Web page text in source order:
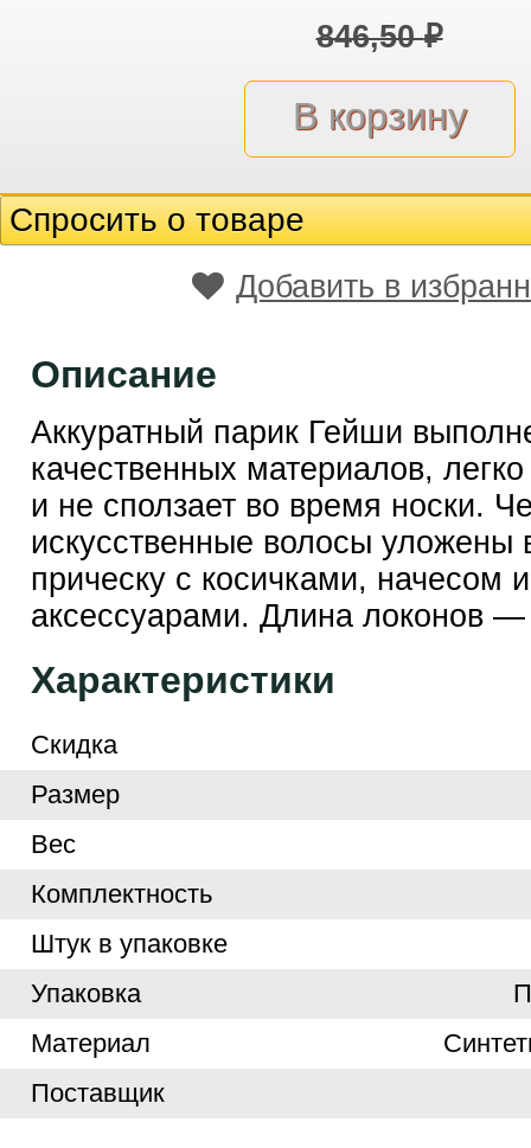
846,50₽
Спросить о товаре
Добавить в
Описание
Аккуратный парик Гейши
качественных материалов,
и не сползает во время носки.
искусственные волосы уложены
прическу с косичками, начесом
аксессуарами. Длина локонов
Характеристики
Скидка
Размер
Вес
Комплектность
Штук в упаковке
Упаковка
Материал
Поставщик